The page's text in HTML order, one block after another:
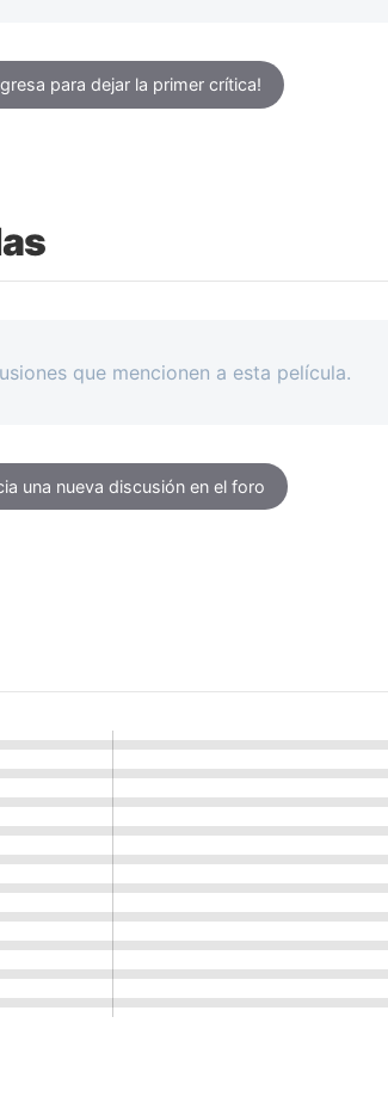
para dejar la primer crítica!
que mencionen a esta película.
una nueva discusión en el foro